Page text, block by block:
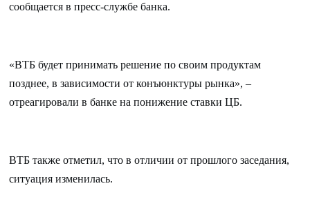
сообщается в пресс-службе банка.
«ВТБ будет принимать решение по своим продуктам
позднее, в зависимости от конъюнктуры рынка», –
отреагировали в банке на понижение ставки ЦБ.
ВТБ также отметил, что в отличии от прошлого заседания,
ситуация изменилась.